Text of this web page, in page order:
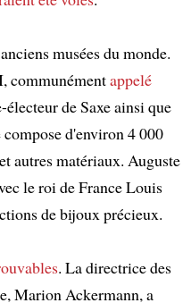
musées du monde.
communémentappelé
de Saxe ainsi que
d'environ 4 000
autres matériaux. Auguste
le roi de France Louis
de bijoux précieux.
. La directrice des
Marion Ackermann, a